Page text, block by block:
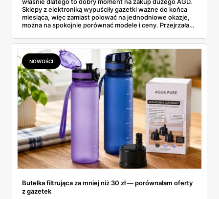
Sklepy z elektroniką wypuściły gazetki ważne do końca
miesiąca, więc zamiast polować na jednodniowe okazje,
można na spokojnie porównać modele i ceny. Przejrzałam
znalazłam, z cenami i terminami.
NOWOŚCI
Butelka filtrująca za mniej niż 30 zł — porównałam oferty
z gazetek